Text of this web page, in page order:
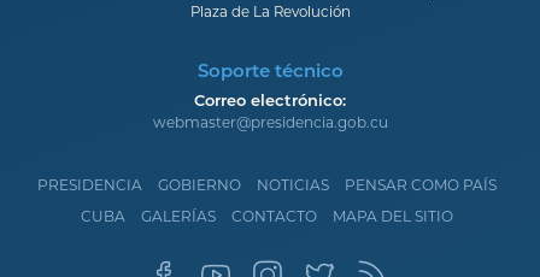
Plaza de La Revolución
Soporte técnico
Correo electrónico:
webmaster@presidencia.gob.cu
PRESIDENCIA GOBIERNO NOTICIAS
PENSAR COMO PAÍS
CUBA
GALERÍAS CONTACTO MAPA DEL SITIO